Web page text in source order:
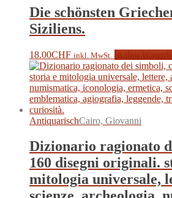
Die schönsten
Siziliens.
18.00CHF inkl. MwSt.
AntiquarischCairo, Giovanni
Dizionario ragionato
160 disegni originali.
mitologia universale,